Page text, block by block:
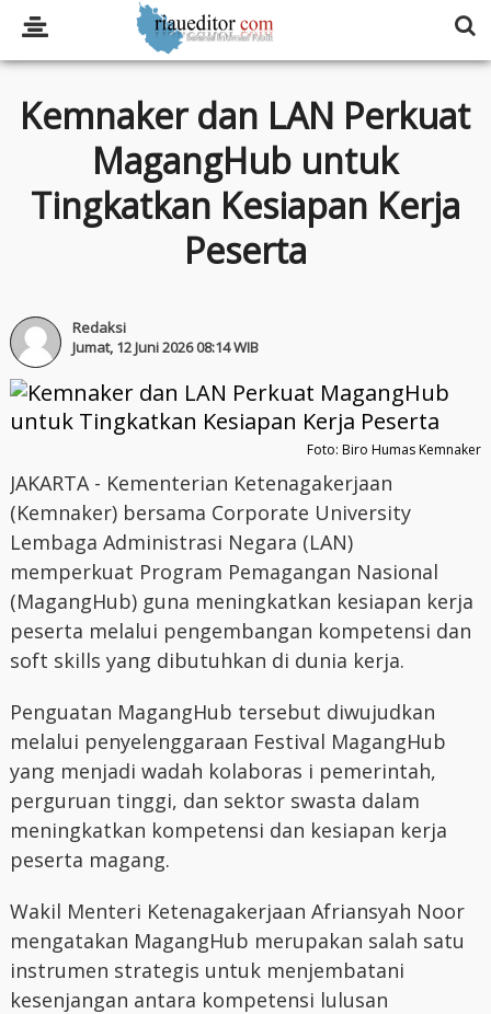
Kemnaker dan LAN Perkuat
MagangHub untuk
Tingkatkan Kesiapan Kerja
Peserta
Redaksi
Jumat, 12 Juni 2026 08:14 WIB
Foto: Biro Humas Kemnaker
JAKARTA - Kementerian Ketenagakerjaan
(Kemnaker) bersama Corporate University
Lembaga Administrasi Negara (LAN)
memperkuat Program Pemagangan Nasional
(MagangHub) guna meningkatkan kesiapan kerja
peserta melalui pengembangan kompetensi dan
soft skills yang dibutuhkan di dunia kerja.
Penguatan MagangHub tersebut diwujudkan
melalui penyelenggaraan Festival MagangHub
yang menjadi wadah kolaboras i pemerintah,
perguruan tinggi, dan sektor swasta dalam
meningkatkan kompetensi dan kesiapan kerja
peserta magang.
Wakil Menteri Ketenagakerjaan Afriansyah Noor
mengatakan MagangHub merupakan salah satu
instrumen strategis untuk menjembatani
kesenjangan antara kompetensi lulusan